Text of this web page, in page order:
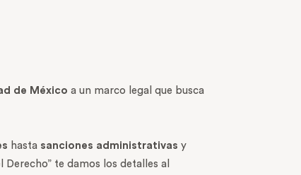
de México a un marco legal que busca
hasta sanciones administrativas y
te damos los detalles al